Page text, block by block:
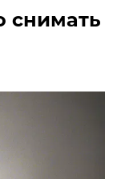
снимать